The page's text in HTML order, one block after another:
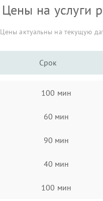
Цены на услуги
Цены актуальны на текущую
Срок
100 мин
60 мин
90 мин
40 мин
100 мин